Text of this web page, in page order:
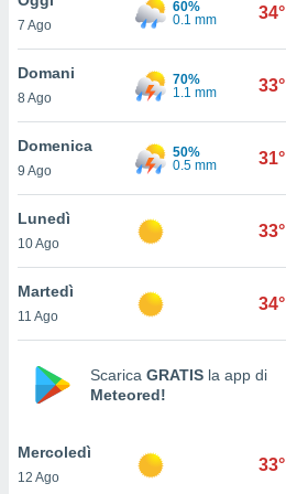
è
al sito
di
ci
di
il
un
la
nella
7 Ago
60%
0.1 mm
34°
Domani
8 Ago
70%
1.1 mm
33°
Domenica
9 Ago
50%
0.5 mm
31°
Lunedì
10 Ago
33°
Martedì
11 Ago
34°
Scarica GRATIS la app di
Meteored!
Mercoledì
12 Ago
33°